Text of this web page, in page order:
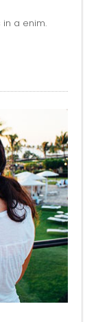
a enim.